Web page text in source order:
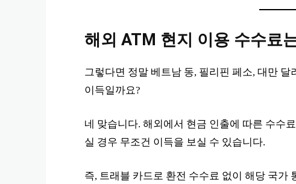
해외 ATM 현지 이용 수수료
그렇다면 정말 베트남 동, 필리핀 페소, 대만
이득일까요?
네 맞습니다. 해외에서 현금 인출에 따른 수수
실 경우 무조건 이득을 보실 수 있습니다.
즉, 트래블 카드로 환전 수수료 없이 해당 국가